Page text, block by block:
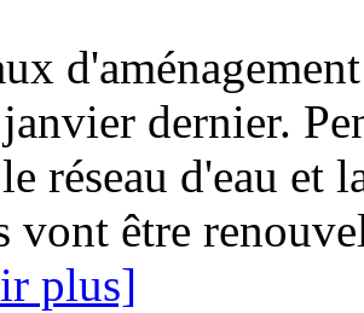
dernier.
réseau d'eau et
vont être
plus]